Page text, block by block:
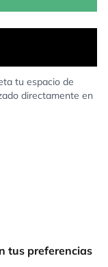
tu espacio de
directamente en
tus preferencias